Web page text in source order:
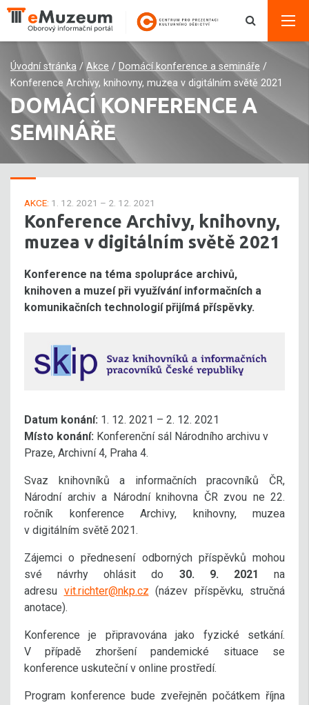
Úvodní stránka / Akce / Domácí konference a semináře /
Konference Archivy, knihovny, muzea v digitálním světě 2021
DOMÁCÍ KONFERENCE A
SEMINÁŘE
AKCE: 1. 12. 2021 – 2. 12. 2021
Konference Archivy, knihovny,
muzea v digitálním světě 2021
Konference na téma spolupráce archivů,
knihoven a muzeí při využívání informačních a
komunikačních technologií přijímá příspěvky.
Datum konání: 1. 12. 2021 – 2. 12. 2021
Místo konání: Konferenční sál Národního archivu v
Praze, Archivní 4, Praha 4.
Svaz knihovníků a informačních pracovníků ČR,
Národní archiv a Národní knihovna ČR zvou ne 22.
ročník konference Archivy, knihovny, muzea
v digitálním světě 2021.
Zájemci o přednesení odborných příspěvků mohou
své návrhy ohlásit do 30. 9. 2021 na
adresu vit.richter@nkp.cz (název příspěvku, stručná
anotace).
Konference je připravována jako fyzické setkání.
V případě zhoršení pandemické situace se
konference uskuteční v online prostředí.
Program konference bude zveřejněn počátkem října